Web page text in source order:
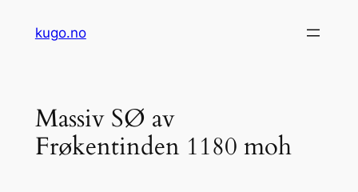
kugo.no
Massiv SØ av
Frøkentinden 1180 moh